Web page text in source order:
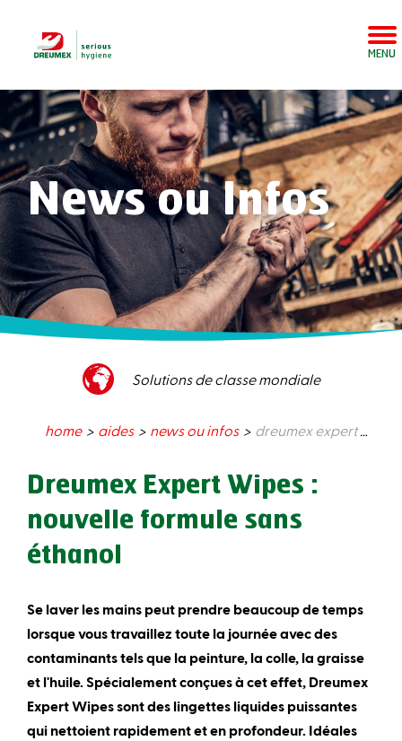
MENU
News ou Infos
Solutions de classe mondiale
home aides news ou infos dreumex expert wipes : nouvelle formule sans éthanol
Dreumex Expert Wipes :
nouvelle formule sans
éthanol
Se laver les mains peut prendre beaucoup de temps
lorsque vous travaillez toute la journée avec des
contaminants tels que la peinture, la colle, la graisse
et l'huile. Spécialement conçues à cet effet, Dreumex
Expert Wipes sont des lingettes liquides puissantes
qui nettoient rapidement et en profondeur. Idéales